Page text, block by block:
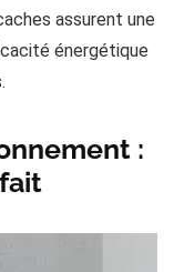
assurent une
énergétique
: